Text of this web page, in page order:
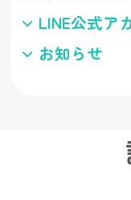
LINE公式ア
お知らせ